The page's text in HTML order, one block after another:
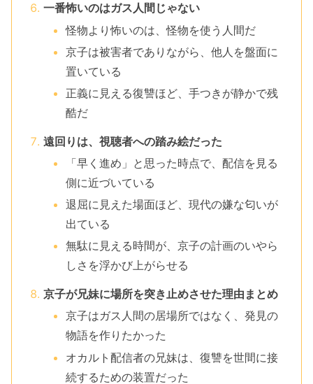
一番怖いのはガス人間じゃない
怪物より怖いのは、怪物を使う人間だ
京子は被害者でありながら、他人を盤面に
置いている
正義に見える復讐ほど、手つきが静かで残
酷だ
遠回りは、視聴者への踏み絵だった
「早く進め」と思った時点で、配信を見る
側に近づいている
退屈に見えた場面ほど、現代の嫌な匂いが
出ている
無駄に見える時間が、京子の計画のいやら
しさを浮かび上がらせる
京子が兄妹に場所を突き止めさせた理由まとめ
京子はガス人間の居場所ではなく、発見の
物語を作りたかった
オカルト配信者の兄妹は、復讐を世間に接
続するための装置だった